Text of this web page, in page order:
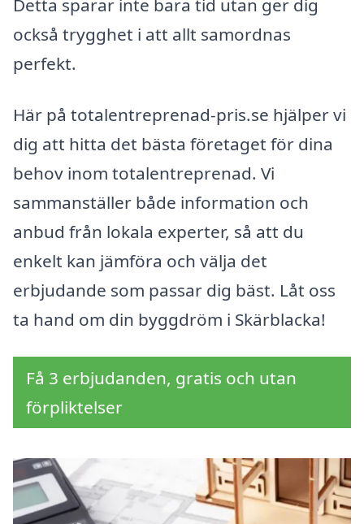
Detta sparar inte bara tid utan ger dig
också trygghet i att allt samordnas
perfekt.
Här på totalentreprenad-pris.se hjälper vi
dig att hitta det bästa företaget för dina
behov inom totalentreprenad. Vi
sammanställer både information och
anbud från lokala experter, så att du
enkelt kan jämföra och välja det
erbjudande som passar dig bäst. Låt oss
ta hand om din byggdröm i Skärblacka!
Få 3 erbjudanden, gratis och utan
förpliktelser